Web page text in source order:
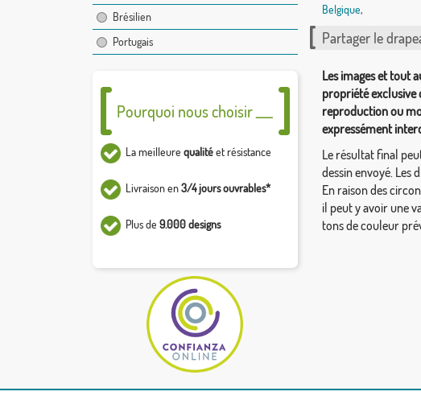
Brésilien
Portugais
Pourquoi nous choisir ___
La meilleure qualitéet résistance
Livraison en3/4 jours ouvrables*
Plus de 9.000 designs
Belgique,
Partager le
Les images et tout
propriété exclusive
reproduction ou
expressément
Le résultat final
dessin envoyé. Les
En raison des
il peut y avoir une
tons de couleur